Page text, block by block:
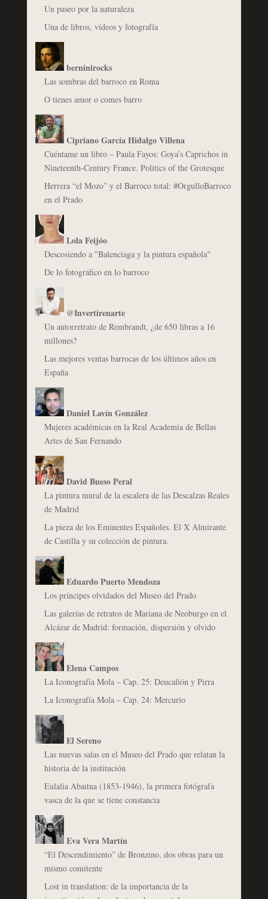
Un paseo por la naturaleza
Una de libros, vídeos y fotografía
berninirocks
Las sombras del barroco en Roma
O tienes amor o comes barro
Cipriano García Hidalgo Villena
Cuéntame un libro – Paula Fayos: Goya’s Caprichos in
Nineteenth-Century France. Politics of the Grotesque
Herrera “el Mozo” y el Barroco total: #OrgulloBarroco
en el Prado
Lola Feijóo
Descosiendo a "Balenciaga y la pintura española"
De lo fotográfico en lo barroco
@Invertirenarte
Un autorretrato de Rembrandt, ¿de 650 libras a 16
millones?
Las mejores ventas barrocas de los últimos años en
España
Daniel Lavín González
Mujeres académicas en la Real Academia de Bellas
Artes de San Fernando
David Bueso Peral
La pintura mural de la escalera de las Descalzas Reales
de Madrid
La pieza de los Eminentes Españoles. El X Almirante
de Castilla y su colección de pintura.
Eduardo Puerto Mendoza
Los príncipes olvidados del Museo del Prado
Las galerías de retratos de Mariana de Neoburgo en el
Alcázar de Madrid: formación, dispersión y olvido
Elena Campos
La Iconografía Mola – Cap. 25: Deucalión y Pirra
La Iconografía Mola – Cap. 24: Mercurio
El Sereno
Las nuevas salas en el Museo del Prado que relatan la
historia de la institución
Eulalia Abaitua (1853-1946), la primera fotógrafa
vasca de la que se tiene constancia
Eva Vera Martín
“El Descendimiento” de Bronzino, dos obras para un
mismo comitente
Lost in translation: de la importancia de la